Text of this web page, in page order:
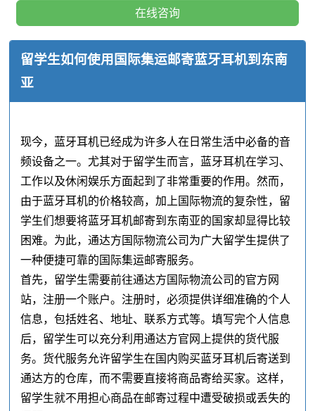
在线咨询
留学生如何使用国际集运邮寄蓝牙耳机到东南
亚
现今，蓝牙耳机已经成为许多人在日常生活中必备的音
频设备之一。尤其对于留学生而言，蓝牙耳机在学习、
工作以及休闲娱乐方面起到了非常重要的作用。然而，
由于蓝牙耳机的价格较高，加上国际物流的复杂性，留
学生们想要将蓝牙耳机邮寄到东南亚的国家却显得比较
困难。为此，通达方国际物流公司为广大留学生提供了
一种便捷可靠的国际集运邮寄服务。
首先，留学生需要前往通达方国际物流公司的官方网
站，注册一个账户。注册时，必须提供详细准确的个人
信息，包括姓名、地址、联系方式等。填写完个人信息
后，留学生可以充分利用通达方官网上提供的货代服
务。货代服务允许留学生在国内购买蓝牙耳机后寄送到
通达方的仓库，而不需要直接将商品寄给买家。这样，
留学生就不用担心商品在邮寄过程中遭受破损或丢失的